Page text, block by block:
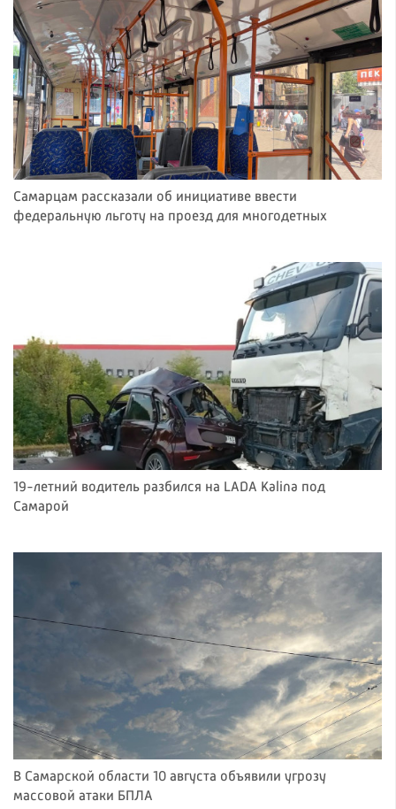
Самарцам рассказали об инициативе ввести
федеральную льготу на проезд для многодетных
19-летний водитель разбился на LADA Kalina под
Самарой
В Самарской области 10 августа объявили угрозу
массовой атаки БПЛА